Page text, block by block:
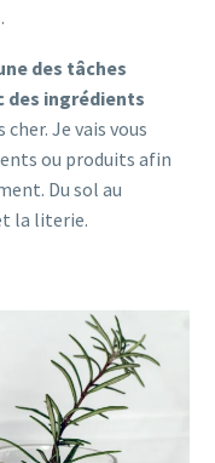
des tâches
des ingrédients
Je vais vous
ou produits afin
Du sol au
la literie.